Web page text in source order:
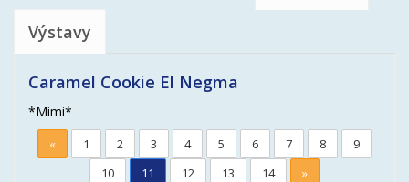
Výstavy
Caramel Cookie El Negma
*Mimi*
« 1 2 3 4 5 6 7 8
9
10
11 12 13 14 »